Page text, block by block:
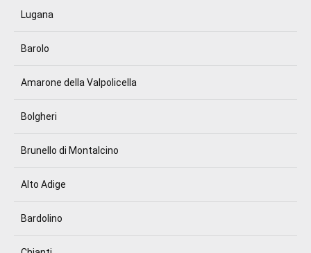
Lugana
Barolo
Amarone della Valpolicella
Bolgheri
Brunello di Montalcino
Alto Adige
Bardolino